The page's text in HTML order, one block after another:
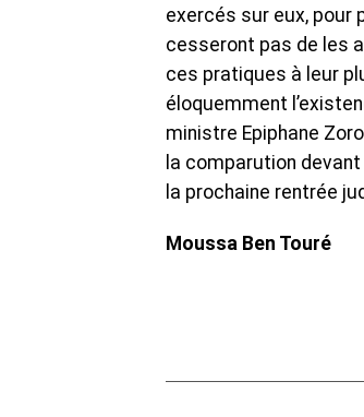
exercés sur eux, pour
cesseront pas de les
ces pratiques à leur
éloquemment
ministre Epiphane
la comparution
la prochaine rentrée
Moussa Ben Touré